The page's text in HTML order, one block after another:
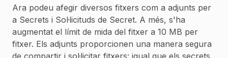
Ara podeu afegir diversos fitxers com a adjunts per
a Secrets i Sol·licituds de Secret. A més, s'ha
augmentat el límit de mida del fitxer a 10 MB per
fitxer. Els adjunts proporcionen una manera segura
de compartir i sol·licitar fitxers: igual que els secrets,